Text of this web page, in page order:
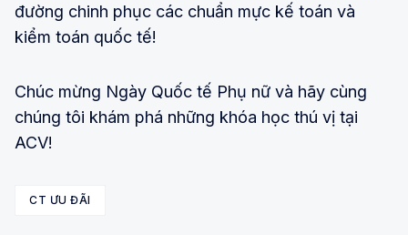
đường chinh phục các chuẩn mực kế toán và
kiểm toán quốc tế!
Chúc mừng Ngày Quốc tế Phụ nữ và hãy cùng
chúng tôi khám phá những khóa học thú vị tại
ACV!
CT ƯU ĐÃI